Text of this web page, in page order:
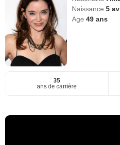
Naissance5
Age49 ans
35
ans de carrière